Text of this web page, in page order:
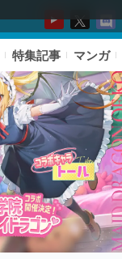
特集記事 マンガ